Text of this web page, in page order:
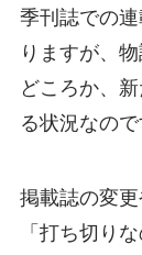
季刊誌での
りますが、
どころか、
る状況なので
掲載誌の変
「打ち切り